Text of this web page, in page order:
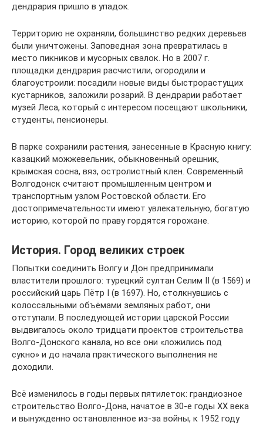
дендрария пришло в упадок.
Территорию не охраняли, большинство редких деревьев
были уничтожены. Заповедная зона превратилась в
место пикников и мусорных свалок. Но в 2007 г.
площадки дендрария расчистили, огородили и
благоустроили: посадили новые виды быстрорастущих
кустарников, заложили розарий. В дендрарии работает
музей Леса, который с интересом посещают школьники,
студенты, пенсионеры.
В парке сохранили растения, занесенные в Красную книгу:
казацкий можжевельник, обыкновенный орешник,
крымская сосна, вяз, остролистный клен. Современный
Волгодонск считают промышленным центром и
транспортным узлом Ростовской области. Его
достопримечательности имеют увлекательную, богатую
историю, которой по праву гордятся горожане.
История. Город великих строек
Попытки соединить Волгу и Дон предпринимали
властители прошлого: турецкий султан Селим II (в 1569) и
российский царь Пётр I (в 1697). Но, столкнувшись с
колоссальными объёмами земляных работ, они
отступали. В последующей истории царской России
выдвигалось около тридцати проектов строительства
Волго-Донского канала, но все они «ложились под
сукно» и до начала практического выполнения не
доходили.
Всё изменилось в годы первых пятилеток: грандиозное
строительство Волго-Дона, начатое в 30-е годы ХХ века
и вынужденно остановленное из-за войны, к 1952 году